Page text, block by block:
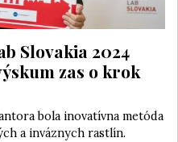
Slovakia 2024
zas o krok
bola inovatívna metóda
a inváznych rastlín.